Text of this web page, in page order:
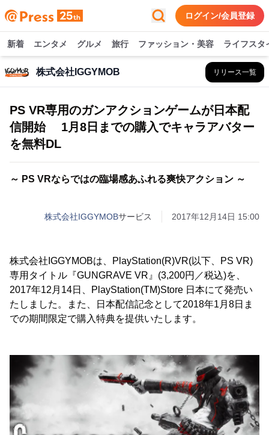
ログイン/会員登録
新着 エンタメ グルメ 旅行 ファッション・美容 ライフスタ
株式会社IGGYMOB リリース一覧
PS VR専用のガンアクションゲームが日本配
信開始 1月8日までの購入でキャラアバター
を無料DL
～ PS VRならではの臨場感あふれる爽快アクション ～
株式会社IGGYMOBサービス 2017年12月14日 15:00
株式会社IGGYMOBは、PlayStation(R)VR(以下、PS VR)
専用タイトル『GUNGRAVE VR』(3,200円／税込)を、
2017年12月14日、PlayStation(TM)Store 日本にて発売い
たしました。また、日本配信記念として2018年1月8日ま
での期間限定で購入特典を提供いたします。